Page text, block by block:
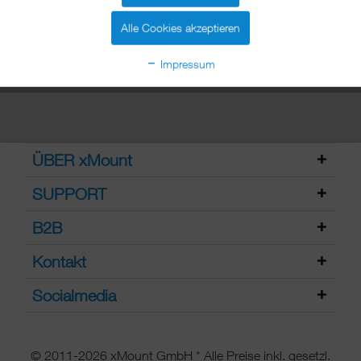
ÜBER xMount
SUPPORT
B2B
Kontakt
Socialmedia
© 2011-2026 xMount GmbH * Alle Preise inkl. gesetzl.
Alle Cookies akzeptieren
Impressum